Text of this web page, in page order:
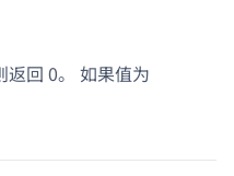
回 0。 如果值为